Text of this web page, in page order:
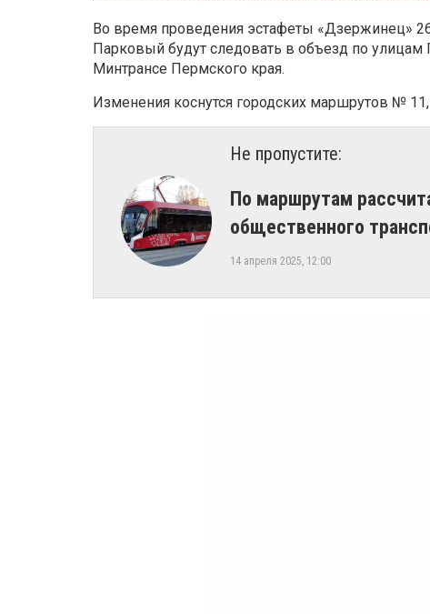
Во время проведения эстафеты «Дзержинец»
Парковый будут следовать в объезд по
Минтрансе Пермского края.
Изменения коснутся городских маршрутов № 11,
Не пропустите:
По маршрутам
общественного
14 апреля 2025, 12:00